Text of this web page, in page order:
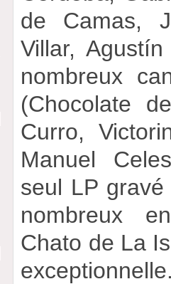
de Camas,
Villar,
nombreux
(Chocolate
Curro,
Manuel
seul LP
nombreux
Chato de La